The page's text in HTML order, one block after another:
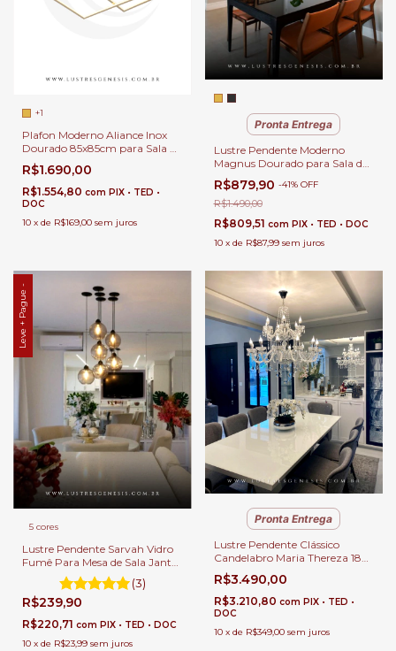
+1
Plafon Moderno Aliance Inox
Dourado 85x85cm para Sala de
Estar, Quarto e Sala de Jantar
R$1.690,00
R$1.554,80 com PIX • TED •
DOC
10 x de R$169,00 sem juros
Pronta Entrega
Lustre Pendente Moderno
Magnus Dourado para Sala de
Jantar, Quartos e Sala de Estar
e Apartamento.
R$879,90 -41% OFF
R$1.490,00
R$809,51 com PIX • TED • DOC
10 x de R$87,99 sem juros
Leve + Pague -
5 cores
Lustre Pendente Sarvah Vidro
Fumê Para Mesa de Sala Jantar
e Balcão de Cozinha.
(3)
R$239,90
R$220,71 com PIX • TED • DOC
10 x de R$23,99 sem juros
Pronta Entrega
Lustre Pendente Clássico
Candelabro Maria Thereza 18
Velas Braços Transparente Para
Sala de Jantar e Pé Direito
Duplo
R$3.490,00
R$3.210,80 com PIX • TED •
DOC
10 x de R$349,00 sem juros